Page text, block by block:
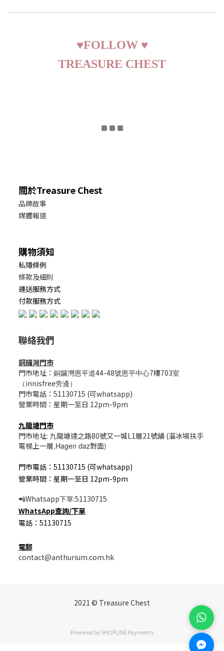
♥FOLLOW ♥
TREASURE CHEST
關於Treasure Chest
品牌故事
媒體報道
購物須知
私隱條例
條款及細則
運送服務方式
付款服務方式
聯絡我們
銅鑼灣門市
門市地址： 銅鑼灣恩平道44-48號恩平中心7樓703室
（ innisfree旁邊）
門市電話：51130715 (可whatsapp)
營業時間：星期一至日 12pm-9pm
九龍塘門市
門市地址: 九龍塘達之路80號又一城L1層21號舖 (溜冰場扶手
電梯上一層,Hagen daz對面)
門市電話：51130715 (可whatsapp)
營業時間：星期一至日 12pm-9pm
📲Whatsapp下單:51130715
WhatsApp查詢/下單
電話：51130715
電郵
contact@anthurium.com.hk
2021 © Treasure Chest
Powered bySHOPLINE Payments